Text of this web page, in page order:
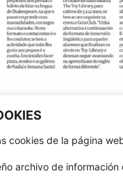
cookies de la página
archivo de
CONTACTAR